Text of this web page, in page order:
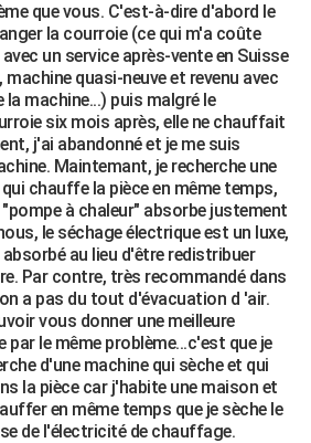
que vous. C'est-à-dire d'abord le
la courroie (ce qui m'a coûte
un service après-vente en Suisse
quasi-neuve et revenu avec
machine...) puis malgré le
six mois après, elle ne chauffait
j'ai abandonné et je me suis
Maintemant, je recherche une
chauffe la pièce en même temps,
à chaleur" absorbe justement
le séchage électrique est un luxe,
au lieu d'être redistribuer
Par contre, très recommandé dans
a pas du tout d'évacuation d 'air.
vous donner une meilleure
le même problème...c'est que je
d'une machine qui sèche et qui
la pièce car j'habite une maison et
en même temps que je sèche le
de l'électricité de chauffage.